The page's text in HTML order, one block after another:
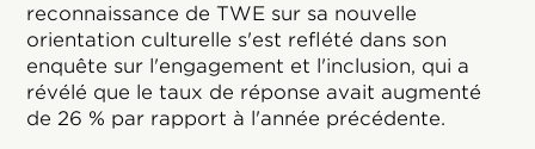
reconnaissance de TWE sur sa nouvelle
orientation culturelle s'est reflété dans son
enquête sur l'engagement et l'inclusion, qui a
révélé que le taux de réponse avait augmenté
de 26 % par rapport à l'année précédente.